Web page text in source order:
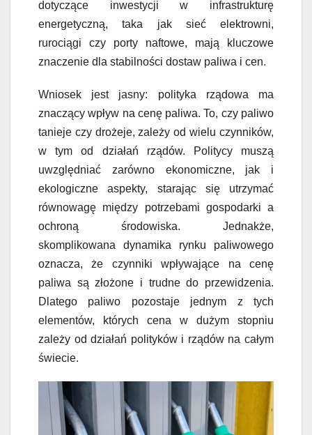
dotyczące inwestycji w infrastrukturę
energetyczną, taka jak sieć elektrowni,
rurociągi czy porty naftowe, mają kluczowe
znaczenie dla stabilności dostaw paliwa i cen.
Wniosek jest jasny: polityka rządowa ma
znaczący wpływ na cenę paliwa. To, czy paliwo
tanieje czy drożeje, zależy od wielu czynników,
w tym od działań rządów. Politycy muszą
uwzględniać zarówno ekonomiczne, jak i
ekologiczne aspekty, starając się utrzymać
równowagę między potrzebami gospodarki a
ochroną środowiska. Jednakże,
skomplikowana dynamika rynku paliwowego
oznacza, że ​​czynniki wpływające na cenę
paliwa są złożone i trudne do przewidzenia.
Dlatego paliwo pozostaje jednym z tych
elementów, których cena w dużym stopniu
zależy od działań polityków i rządów na całym
świecie.